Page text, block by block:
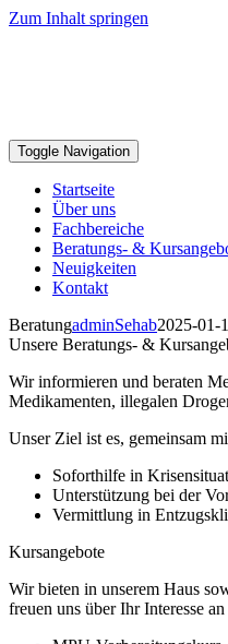
Zum Inhalt springen
Toggle Navigation
Startseite
Über uns
Fachbereiche
Beratungs- &
Neuigkeiten
Kontakt
BeratungadminSehab2025-01-
Unsere Beratungs- &
Wir informieren und beraten
Medikamenten, illegalen
Unser Ziel ist es, gemeinsam
Soforthilfe in
Unterstützung bei der
Vermittlung in
Kursangebote
Wir bieten in unserem Haus
freuen uns über Ihr Interesse